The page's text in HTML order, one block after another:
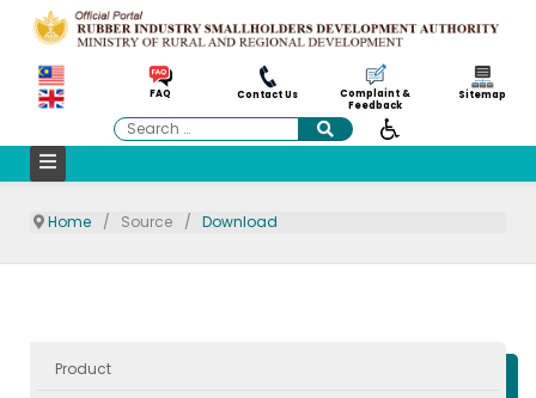
FAQ Contact Us
Complaint &
Feedback
Sitemap
Search
Home Source Download
Product